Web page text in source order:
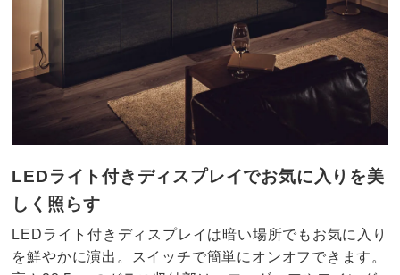
LEDライト付きディスプレイでお気に入りを美
しく照らす
LEDライト付きディスプレイは暗い場所でもお気に入り
を鮮やかに演出。スイッチで簡単にオンオフできます。